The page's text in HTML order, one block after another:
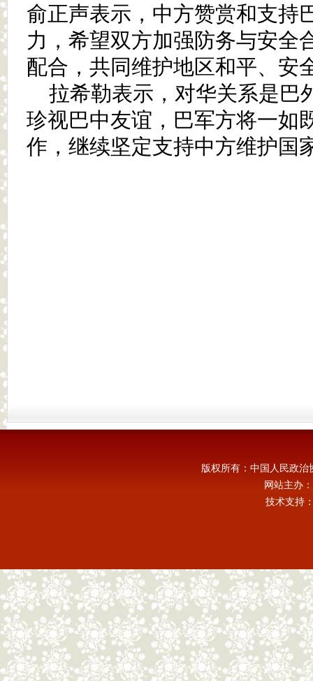
俞正声表示，中方赞赏和支持
力，希望双方加强防务与安全
配合，共同维护地区和平、安
拉希勒表示，对华关系是巴
珍视巴中友谊，巴军方将一如
作，继续坚定支持中方维护国
版权所有：中国人民政
网站主办
技术支持